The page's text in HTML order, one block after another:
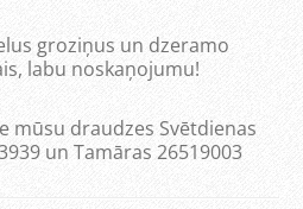
groziņus un dzeramo
labu noskaņojumu!
mūsu draudzes Svētdienas
un Tamāras 26519003